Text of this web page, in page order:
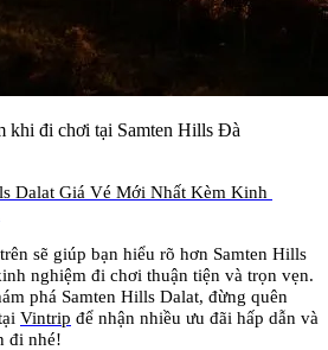
khi đi chơi tại Samten Hills Đà
Dalat Giá Vé Mới Nhất Kèm Kinh
sẽ giúp bạn hiểu rõ hơn Samten Hills
nghiệm đi chơi thuận tiện và trọn vẹn.
phá Samten Hills Dalat, đừng quên
Vintrip để nhận nhiều ưu đãi hấp dẫn và
đi nhé!